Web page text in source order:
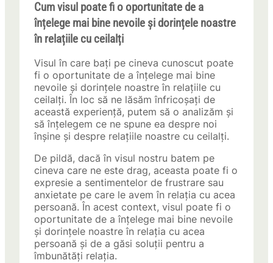
Cum visul poate fi o oportunitate de a
înțelege mai bine nevoile și dorințele noastre
în relațiile cu ceilalți
Visul în care bați pe cineva cunoscut poate
fi o oportunitate de a înțelege mai bine
nevoile și dorințele noastre în relațiile cu
ceilalți. În loc să ne lăsăm înfricoșați de
această experiență, putem să o analizăm și
să înțelegem ce ne spune ea despre noi
înșine și despre relațiile noastre cu ceilalți.
De pildă, dacă în visul nostru batem pe
cineva care ne este drag, aceasta poate fi o
expresie a sentimentelor de frustrare sau
anxietate pe care le avem în relația cu acea
persoană. În acest context, visul poate fi o
oportunitate de a înțelege mai bine nevoile
și dorințele noastre în relația cu acea
persoană și de a găsi soluții pentru a
îmbunătăți relația.